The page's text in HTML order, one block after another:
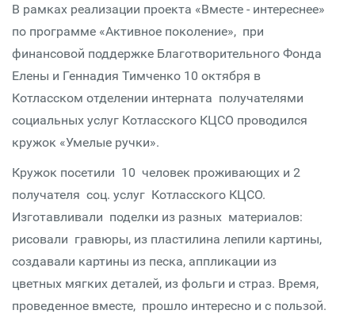
В рамках реализации проекта «Вместе - интереснее»
по программе «Активное поколение», при
финансовой поддержке Благотворительного Фонда
Елены и Геннадия Тимченко 10 октября в
Котласском отделении интерната получателями
социальных услуг Котласского КЦСО проводился
кружок «Умелые ручки».
Кружок посетили 10 человек проживающих и 2
получателя соц. услуг Котласского КЦСО.
Изготавливали поделки из разных материалов:
рисовали гравюры, из пластилина лепили картины,
создавали картины из песка, аппликации из
цветных мягких деталей, из фольги и страз. Время,
проведенное вместе, прошло интересно и с пользой.